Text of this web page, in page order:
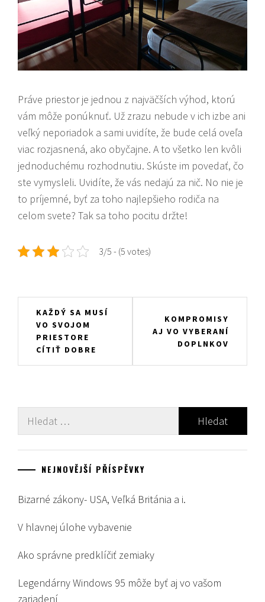
Práve priestor je jednou z najväčších výhod, ktorú
vám môže ponúknuť. Už zrazu nebude v ich izbe ani
veľký neporiadok a sami uvidíte, že bude celá oveľa
viac rozjasnená, ako obyčajne. A to všetko len kvôli
jednoduchému rozhodnutiu. Skúste im povedať, čo
ste vymysleli. Uvidíte, že vás nedajú za nič. No nie je
to príjemné, byť za toho najlepšieho rodiča na
celom svete? Tak sa toho pocitu držte!
3/5 - (5 votes)
Navigace
pro
příspěvek
KAŽDÝ SA MUSÍ
VO SVOJOM
PRIESTORE
CÍTIŤ DOBRE
KOMPROMISY
AJ VO VYBERANÍ
DOPLNKOV
Vyhledávání
NEJNOVĚJŠÍ PŘÍSPĚVKY
Bizarné zákony- USA, Veľká Británia a i.
V hlavnej úlohe vybavenie
Ako správne predklíčiť zemiaky
Legendárny Windows 95 môže byť aj vo vašom
zariadení